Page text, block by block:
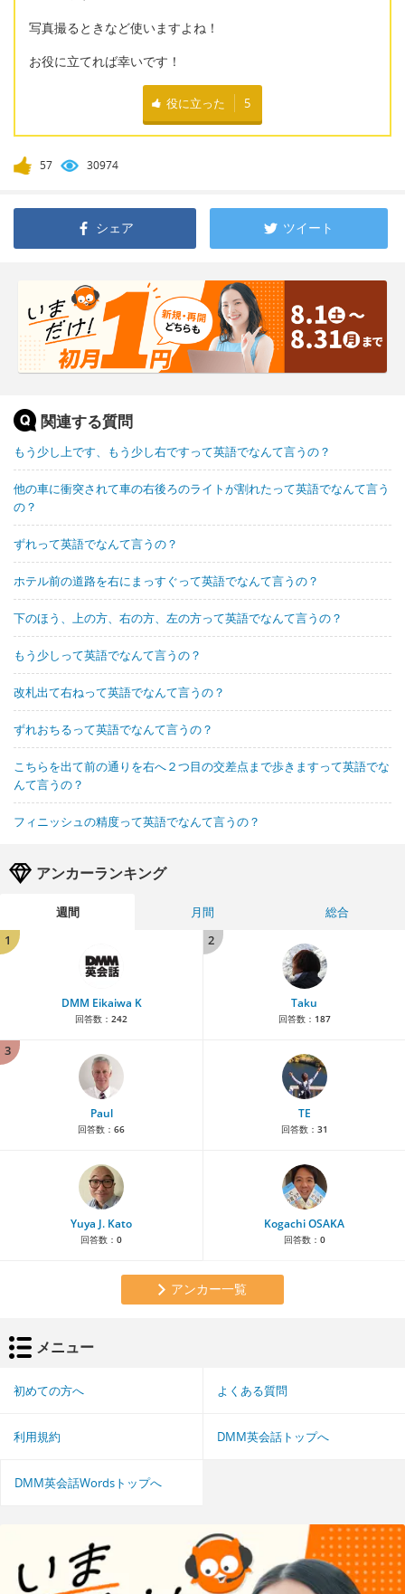
写真撮るときなど使いますよね！
お役に立てれば幸いです！
役に立った 5
57 30974
シェア ツイート
関連する質問
もう少し上です、もう少し右ですって英語でなんて言うの？
他の車に衝突されて車の右後ろのライトが割れたって英語でなんて言う
の？
ずれって英語でなんて言うの？
ホテル前の道路を右にまっすぐって英語でなんて言うの？
下のほう、上の方、右の方、左の方って英語でなんて言うの？
もう少しって英語でなんて言うの？
改札出て右ねって英語でなんて言うの？
ずれおちるって英語でなんて言うの？
こちらを出て前の通りを右へ２つ目の交差点まで歩きますって英語でな
んて言うの？
フィニッシュの精度って英語でなんて言うの？
アンカーランキング
週間 月間
総合
1
DMM Eikaiwa K
回答数： 242
2
Taku
回答数： 187
3
Paul
回答数： 66
TE
回答数： 31
Yuya J. Kato
回答数： 0
Kogachi OSAKA
回答数： 0
アンカー一覧
メニュー
初めての方へ よくある質問
利用規約 DMM英会話トップへ
DMM英会話Wordsトップへ